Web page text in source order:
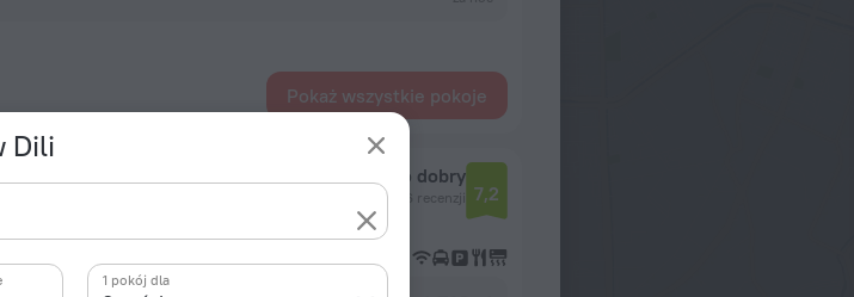
Dili
1 pokój dla
Pokaż wszystkie pokoje
miasta Dili
Bardzo dobry
56 recenzji 7,2